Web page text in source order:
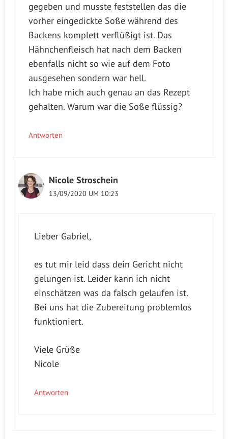
gegeben und musste feststellen das die
vorher eingedickte Soße während des
Backens komplett verflüßigt ist. Das
Hähnchenfleisch hat nach dem Backen
ebenfalls nicht so wie auf dem Foto
ausgesehen sondern war hell.
Ich habe mich auch genau an das Rezept
gehalten. Warum war die Soße flüssig?
Antworten
Nicole Stroschein
13/09/2020 UM 10:23
Lieber Gabriel,
es tut mir leid dass dein Gericht nicht
gelungen ist. Leider kann ich nicht
einschätzen was da falsch gelaufen ist.
Bei uns hat die Zubereitung problemlos
funktioniert.
Viele Grüße
Nicole
Antworten